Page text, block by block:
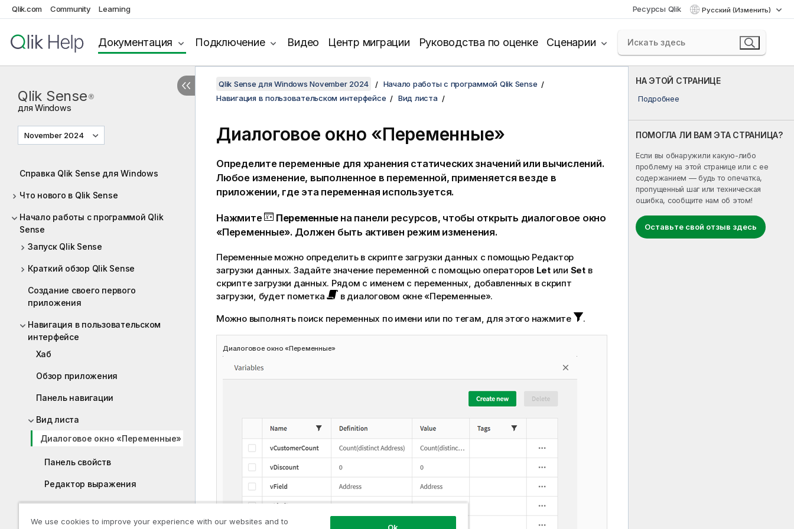
Qlik.com Community Learning Ресурсы Qlik Русский (Изменить)
Документация Подключение Видео Центр миграции Руководства по оценке Сценарии
Qlik Sense ®
для Windows
November 2024
Справка Qlik Sense для Windows
Что нового в Qlik Sense
Начало работы с программой Qlik
Sense
Запуск Qlik Sense
Краткий обзор Qlik Sense
Создание своего первого
приложения
Навигация в пользовательском
интерфейсе
Хаб
Обзор приложения
Панель навигации
Вид листа
Диалоговое окно «Переменные»
Панель свойств
Редактор выражения
НА ЭТОЙ СТРАНИЦЕ
Подробнее
ПОМОГЛА ЛИ ВАМ ЭТА СТРАНИЦА?
Если вы обнаружили какую-либо
проблему на этой странице или с ее
содержанием — будь то опечатка,
пропущенный шаг или техническая
ошибка, сообщите нам об этом!
Оставьте свой отзыв здесь
Qlik Sense для Windows November 2024
Начало работы с программой Qlik Sense
Навигация в пользовательском интерфейсе
Вид листа
Диалоговое окно «Переменные»
Определите переменные для хранения статических значений или вычислений.
Любое изменение, выполненное в переменной, применяется везде в
приложении, где эта переменная используется.
Нажмите Переменныена панели ресурсов, чтобы открыть диалоговое окно
«Переменные». Должен быть активен режим изменения.
Переменные можно определить в скрипте загрузки данных с помощью Редактор
загрузки данных. Задайте значение переменной с помощью операторов Letили Setв
скрипте загрузки данных. Рядом с именем с переменных, добавленных в скрипт
загрузки, будет пометка
в диалоговом окне «Переменные».
Можно выполнять поиск переменных по имени или по тегам, для этого нажмите
.
Диалоговое окно «Переменные»
We use cookies to improve your experience with our websites and to